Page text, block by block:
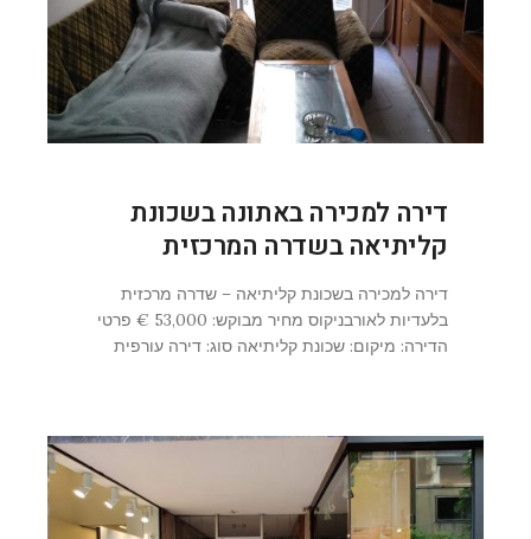
דירה למכירה באתונה בשכונת
קליתיאה בשדרה המרכזית
דירה למכירה בשכונת קליתיאה – שדרה מרכזית
בלעדיות לאורבניקוס מחיר מבוקש: 53,000 € פרטי
הדירה: מיקום: שכונת קליתיאה סוג: דירה עורפית